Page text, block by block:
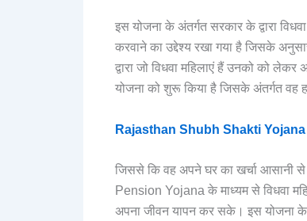
इस योजना के अंतर्गत सरकार के द्वारा
करवाने का उद्देश्य रखा गया है जिसके
द्वारा जो विधवा महिलाएं हैं उनको को
योजना को शुरू किया है जिसके अंतर्गत वह
Rajasthan Shubh Shakti Yojana
जिससे कि वह अपने घर का खर्चा आसानी
Pension Yojana के माध्यम से विधवा
अपना जीवन यापन कर सके। इस योजना के